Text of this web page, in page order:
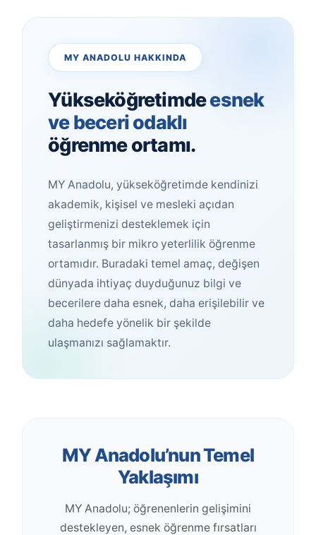
MY ANADOLU HAKKINDA
Yükseköğretimdeesnek
ve beceri odaklı
öğrenme ortamı.
MY Anadolu, yükseköğretimde kendinizi
akademik, kişisel ve mesleki açıdan
geliştirmenizi desteklemek için
tasarlanmış bir mikro yeterlilik öğrenme
ortamıdır. Buradaki temel amaç, değişen
dünyada ihtiyaç duyduğunuz bilgi ve
becerilere daha esnek, daha erişilebilir ve
daha hedefe yönelik bir şekilde
ulaşmanızı sağlamaktır.
MY Anadolu’nun Temel
Yaklaşımı
MY Anadolu; öğrenenlerin gelişimini
destekleyen, esnek öğrenme fırsatları